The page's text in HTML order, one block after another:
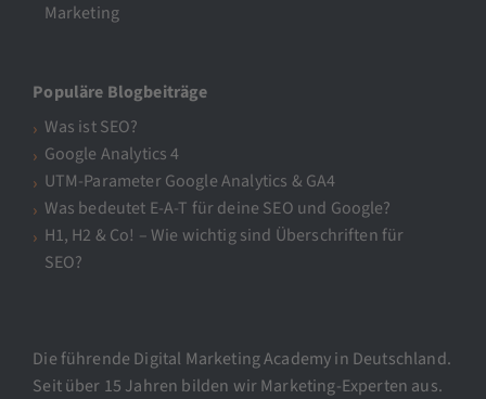
Marketing
Populäre Blogbeiträge
Was ist SEO?
Google Analytics 4
UTM-Parameter Google Analytics & GA4
Was bedeutet E-A-T für deine SEO und Google?
H1, H2 & Co! – Wie wichtig sind Überschriften für
SEO?
Die führende Digital Marketing Academy in Deutschland.
Seit über 15 Jahren bilden wir Marketing-Experten aus.